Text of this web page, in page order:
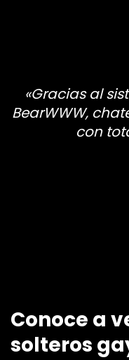
«Gracias al
BearWWW,
con
Conoce a
solteros